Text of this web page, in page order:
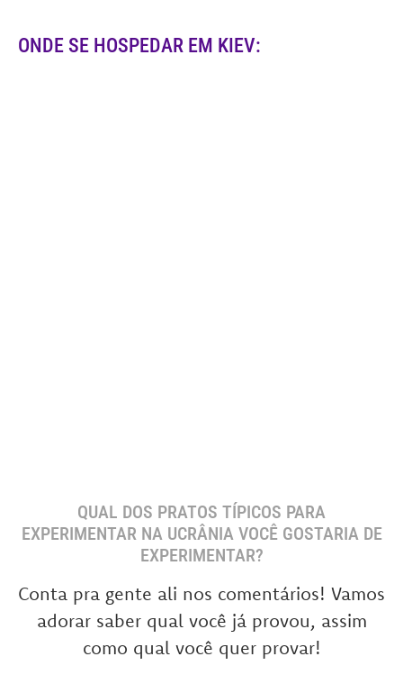
ONDE SE HOSPEDAR EM KIEV:
QUAL DOS PRATOS TÍPICOS PARA
EXPERIMENTAR NA UCRÂNIA VOCÊ GOSTARIA DE
EXPERIMENTAR?
Conta pra gente ali nos comentários! Vamos
adorar saber qual você já provou, assim
como qual você quer provar!